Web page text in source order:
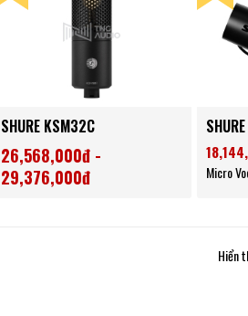
SHURE KSM32C
26,568,000đ -
29,376,000đ
Micro
Hiển